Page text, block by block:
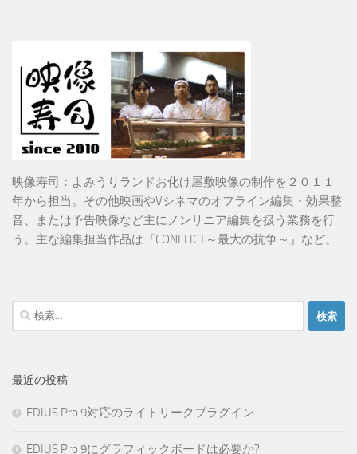
映像寿司：よみうりランドお化け屋敷映像の制作を２０１１
年から担当。その他映画やVシネマのオフライン編集・効果整
音、または予告映像など主にノンリニア編集を扱う業務を行
う。主な編集担当作品は『CONFLICT～最大の抗争～』など。
検
索:
最近の投稿
EDIUS Pro 9対応のライトリークプラグイン
EDIUS Pro 9にグラフィックボードは必要か?